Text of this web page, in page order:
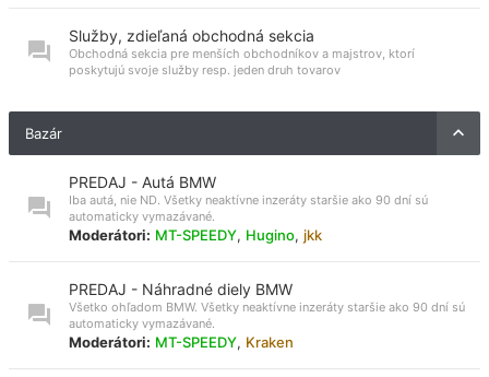
Služby, zdieľaná obchodná sekcia
Obchodná sekcia pre menších obchodníkov a majstrov, ktorí
poskytujú svoje služby resp. jeden druh tovarov
Bazár
PREDAJ - Autá BMW
Iba autá, nie ND. Všetky neaktívne inzeráty staršie ako 90 dní sú
automaticky vymazávané.
Moderátori: MT-SPEEDY, Hugino, jkk
PREDAJ - Náhradné diely BMW
Všetko ohľadom BMW. Všetky neaktívne inzeráty staršie ako 90 dní sú
automaticky vymazávané.
Moderátori: MT-SPEEDY, Kraken